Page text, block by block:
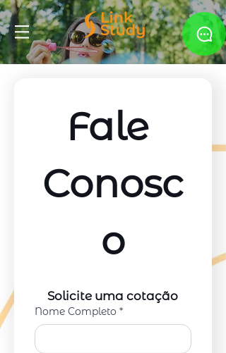
Fale
Conosc
o
Solicite uma cotação
Nome Completo *